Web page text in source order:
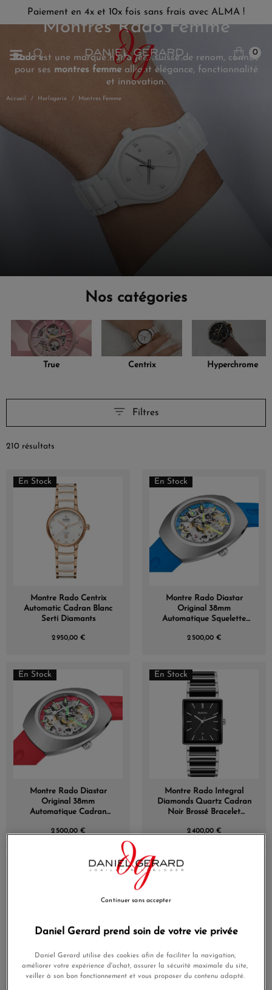
Paiement en 4x et 10x fois sans frais avec ALMA !
0
Accueil Horlogerie Montres Femme
Montres Rado Femme
Radoest une marque horlogère suisse de renom, connue
pour ses montres femmealliant élégance, fonctionnalité
et innovation.
Nos catégories
True Centrix Hyperchrome
Filtres
210 résultats
En Stock
Montre Rado Centrix
Automatic Cadran Blanc
Serti Diamants
2 950,00 €
En Stock
Montre Rado Diastar
Original 38mm
Automatique Squelette
2 500,00 €
En Stock
Montre Rado Diastar
Original 38mm
Automatique Cadran
Édition Limitée
2 500,00 €
En Stock
Montre Rado Integral
Diamonds Quartz Cadran
Noir Brossé Bracelet
2 400,00 €
En Stock
Daniel Gerard prend soin de votre vie privée
Daniel Gerard utilise des cookies afin de faciliter la navigation,
améliorer votre expérience d'achat, assurer la sécurité maximale du site,
veiller à son bon fonctionnement et vous proposer du contenu adapté.
Continuer sans accepter